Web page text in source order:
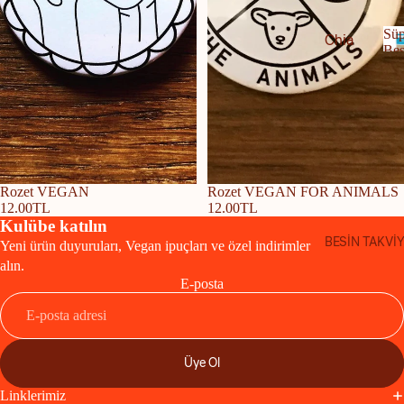
Diliml
i
Peyni
r
Krem
Peyni
Mayo
nez
Terey
Yoğur
Yağ /
Chia
Tohu
mu
Chlor
ella
Kinoa
Spirul
ina
p
e
BESİN
Tükendi
Rozet VEGAN
12.00TL
Tükendi
Rozet VEGAN FOR ANIMALS
12.00TL
Kulübe katılın
Yeni ürün duyuruları, Vegan ipuçları ve özel indirimler
alın.
E-posta
Üye Ol
Linklerimiz